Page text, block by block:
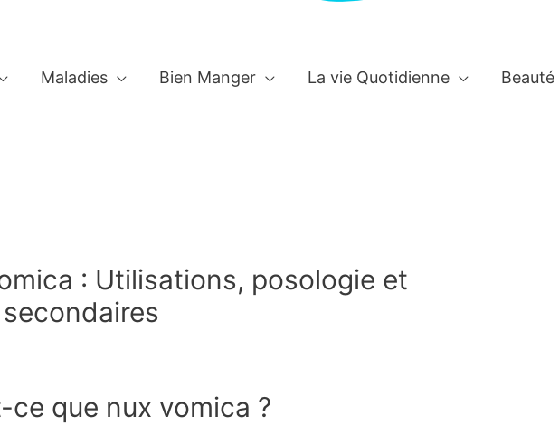
Maladies Bien Manger La vie Quotidienne Beauté
: Utilisations, posologie et
ce que nux vomica ?